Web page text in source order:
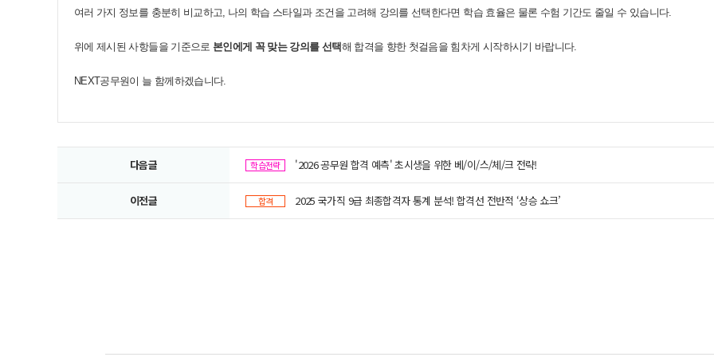
여러 가지 정보를 충분히 비교하고, 나의 학습 스타일과 조건을 고려해 강의를 선택한다면 학습 효율은 물론 수험 기간도 줄일 수 있습니다.
위에 제시된 사항들을 기준으로 본인에게 꼭 맞는 강의를 선택해 합격을 향한 첫걸음을 힘차게 시작하시기 바랍니다.
NEXT공무원이 늘 함께하겠습니다.
다음글 학습전략 '2026 공무원 합격 예측' 초시생을 위한 베/이/스/체/크 전략!
이전글 합격 2025 국가직 9급 최종합격자 통계 분석! 합격선 전반적 ‘상승 쇼크’